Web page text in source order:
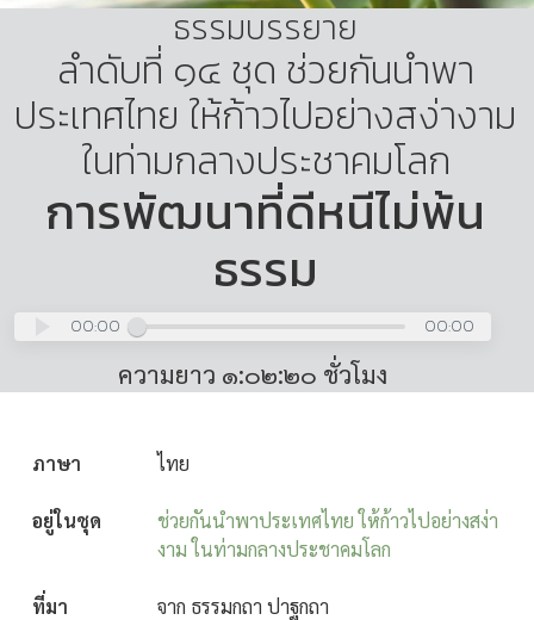
ธรรมบรรยาย
ลำดับที่ ๑๔ ชุด ช่วยกันนำพา
ประเทศไทย ให้ก้าวไปอย่างสง่างาม
ในท่ามกลางประชาคมโลก
การพัฒนาที่ดีหนีไม่พ้น
ธรรม
00:00 00:00
ความยาว ๑:๐๒:๒๐ ชั่วโมง
ภาษา ไทย
อยู่ในชุด
ช่วยกันนำพาประเทศไทย ให้ก้าวไปอย่างสง่า
งาม ในท่ามกลางประชาคมโลก
ที่มา จาก ธรรมกถา ปาฐกถา